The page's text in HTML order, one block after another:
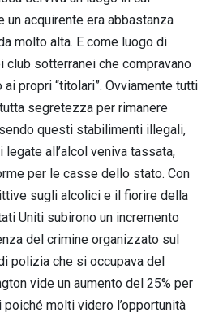
un acquirente era abbastanza
molto alta. E come luogo di
sotterranei che compravano
propri “titolari”. Ovviamente tutti
segretezza per rimanere
questi stabilimenti illegali,
all’alcol veniva tassata,
per le casse dello stato. Con
sugli alcolici e il fiorire della
Uniti subirono un incremento
del crimine organizzato sul
polizia che si occupava del
vide un aumento del 25% per
molti videro l’opportunità